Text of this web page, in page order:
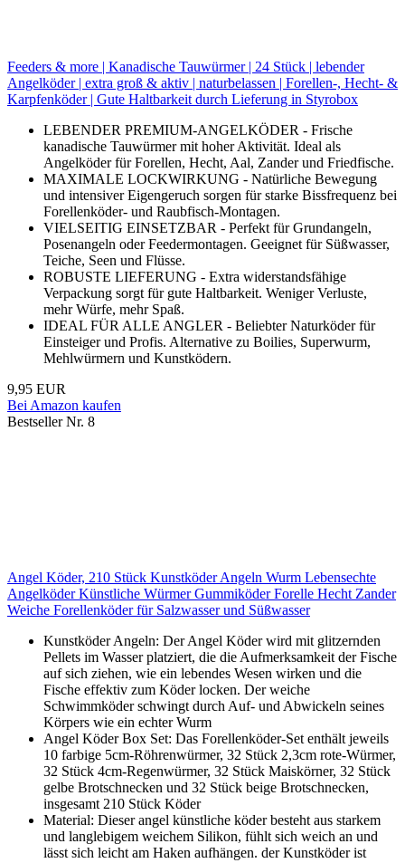
Feeders & more | Kanadische Tauwürmer | 24 Stück | lebender
Angelköder | extra groß & aktiv | naturbelassen | Forellen-, Hecht- &
Karpfenköder | Gute Haltbarkeit durch Lieferung in Styrobox
LEBENDER PREMIUM-ANGELKÖDER - Frische
kanadische Tauwürmer mit hoher Aktivität. Ideal als
Angelköder für Forellen, Hecht, Aal, Zander und Friedfische.
MAXIMALE LOCKWIRKUNG - Natürliche Bewegung
und intensiver Eigengeruch sorgen für starke Bissfrequenz bei
Forellenköder- und Raubfisch-Montagen.
VIELSEITIG EINSETZBAR - Perfekt für Grundangeln,
Posenangeln oder Feedermontagen. Geeignet für Süßwasser,
Teiche, Seen und Flüsse.
ROBUSTE LIEFERUNG - Extra widerstandsfähige
Verpackung sorgt für gute Haltbarkeit. Weniger Verluste,
mehr Würfe, mehr Spaß.
IDEAL FÜR ALLE ANGLER - Beliebter Naturköder für
Einsteiger und Profis. Alternative zu Boilies, Superwurm,
Mehlwürmern und Kunstködern.
9,95 EUR
Bei Amazon kaufen
Bestseller Nr. 8
Angel Köder, 210 Stück Kunstköder Angeln Wurm Lebensechte
Angelköder Künstliche Würmer Gummiköder Forelle Hecht Zander
Weiche Forellenköder für Salzwasser und Süßwasser
Kunstköder Angeln: Der Angel Köder wird mit glitzernden
Pellets im Wasser platziert, die die Aufmerksamkeit der Fische
auf sich ziehen, wie ein lebendes Wesen wirken und die
Fische effektiv zum Köder locken. Der weiche
Schwimmköder schwingt durch Auf- und Abwickeln seines
Körpers wie ein echter Wurm
Angel Köder Box Set: Das Forellenköder-Set enthält jeweils
10 farbige 5cm-Röhrenwürmer, 32 Stück 2,3cm rote-Würmer,
32 Stück 4cm-Regenwürmer, 32 Stück Maiskörner, 32 Stück
gelbe Brotschnecken und 32 Stück beige Brotschnecken,
insgesamt 210 Stück Köder
Material: Dieser angel künstliche köder besteht aus starkem
und langlebigem weichem Silikon, fühlt sich weich an und
lässt sich leicht am Haken aufhängen. der Kunstköder ist